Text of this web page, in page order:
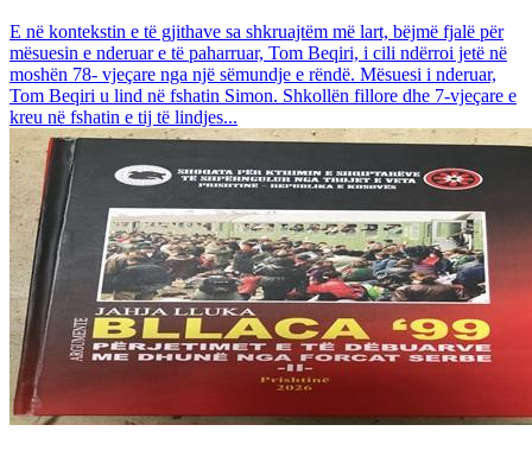
E në kontekstin e të gjithave sa shkruajtëm më lart, bëjmë fjalë për
mësuesin e nderuar e të paharruar, Tom Beqiri, i cili ndërroi jetë në
moshën 78- vjeçare nga një sëmundje e rëndë. Mësuesi i nderuar,
Tom Beqiri u lind në fshatin Simon. Shkollën fillore dhe 7-vjeçare e
kreu në fshatin e tij të lindjes...